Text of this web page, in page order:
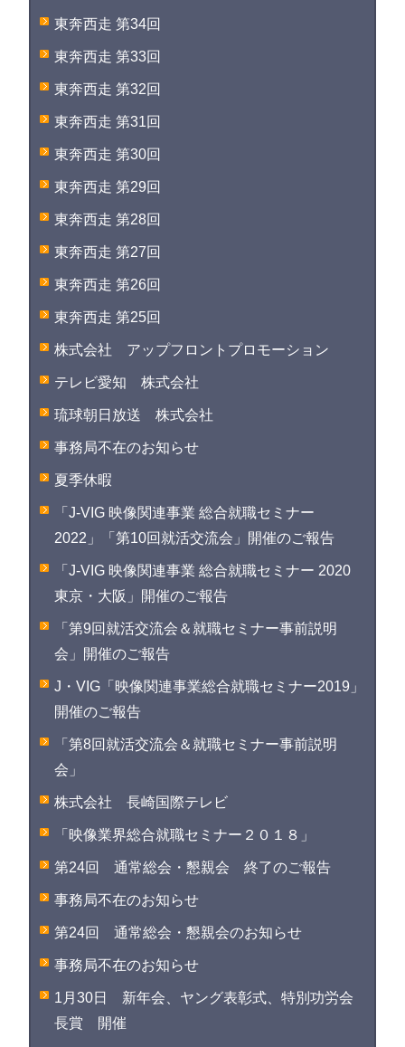
東奔西走 第34回
東奔西走 第33回
東奔西走 第32回
東奔西走 第31回
東奔西走 第30回
東奔西走 第29回
東奔西走 第28回
東奔西走 第27回
東奔西走 第26回
東奔西走 第25回
株式会社 アップフロントプロモーション
テレビ愛知 株式会社
琉球朝日放送 株式会社
事務局不在のお知らせ
夏季休暇
「J-VIG 映像関連事業 総合就職セミナー
2022」「第10回就活交流会」開催のご報告
「J-VIG 映像関連事業 総合就職セミナー 2020
東京・大阪」開催のご報告
「第9回就活交流会＆就職セミナー事前説明
会」開催のご報告
J・VIG「映像関連事業総合就職セミナー2019」
開催のご報告
「第8回就活交流会＆就職セミナー事前説明
会」
株式会社 長崎国際テレビ
「映像業界総合就職セミナー２０１８」
第24回 通常総会・懇親会 終了のご報告
事務局不在のお知らせ
第24回 通常総会・懇親会のお知らせ
事務局不在のお知らせ
1月30日 新年会、ヤング表彰式、特別功労会
長賞 開催